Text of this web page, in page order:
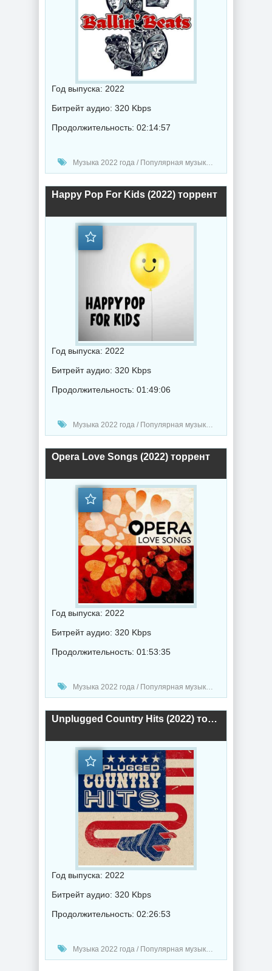
Год выпуска: 2022
Битрейт аудио: 320 Kbps
Продолжительность: 02:14:57
Музыка 2022 года / Популярная музыка / Рэп - хип хоп музыка / Музыка VA
Happy Pop For Kids (2022) торрент
Год выпуска: 2022
Битрейт аудио: 320 Kbps
Продолжительность: 01:49:06
Музыка 2022 года / Популярная музыка / Поп музыка / Музыка VA
Opera Love Songs (2022) торрент
Год выпуска: 2022
Битрейт аудио: 320 Kbps
Продолжительность: 01:53:35
Музыка 2022 года / Популярная музыка / Классическая музыка / Музыка VA
Unplugged Country Hits (2022) торрент
Год выпуска: 2022
Битрейт аудио: 320 Kbps
Продолжительность: 02:26:53
Музыка 2022 года / Популярная музыка / Музыка VA